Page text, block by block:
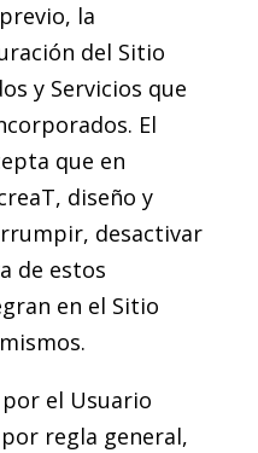
la
del Sitio
y Servicios que
El
que en
diseño y
desactivar
de estos
en el Sitio
por el Usuario
regla general,